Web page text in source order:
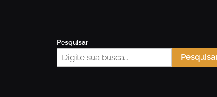
Pesquisar